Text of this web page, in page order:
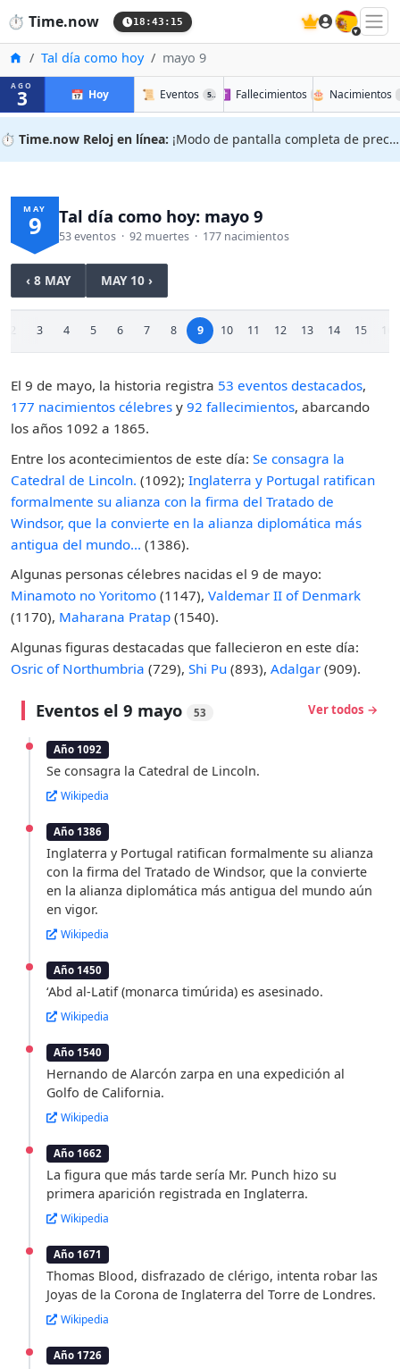
⏱️ Time.now 18:43:15 🇪🇸
InicioTal día como hoy mayo 9
AGO
3 📅 Hoy 📜 Eventos 53 ✝️ Fallecimientos 92
🎂 Nacimientos
⏱️ Time.now Reloj en línea: ¡Modo de pantalla completa de precisión!
MAY
9 Tal día como hoy: mayo 9
53 eventos · 92 muertes · 177 nacimientos
‹ 8 MAY MAY 10 ›
2 3 4 5 6 7 8 9 10 11 12 13 14 15 16
El 9 de mayo, la historia registra 53 eventos destacados,
177 nacimientos célebres y 92 fallecimientos, abarcando
los años 1092 a 1865.
Entre los acontecimientos de este día: Se consagra la
Catedral de Lincoln. (1092); Inglaterra y Portugal ratifican
formalmente su alianza con la firma del Tratado de
Windsor, que la convierte en la alianza diplomática más
antigua del mundo... (1386).
Algunas personas célebres nacidas el 9 de mayo:
Minamoto no Yoritomo (1147), Valdemar II of Denmark
(1170), Maharana Pratap (1540).
Algunas figuras destacadas que fallecieron en este día:
Osric of Northumbria (729), Shi Pu (893), Adalgar (909).
Eventos el 9 mayo 53 Ver todos →
Año 1092
Se consagra la Catedral de Lincoln.
Wikipedia
Año 1386
Inglaterra y Portugal ratifican formalmente su alianza
con la firma del Tratado de Windsor, que la convierte
en la alianza diplomática más antigua del mundo aún
en vigor.
Wikipedia
Año 1450
‘Abd al-Latif (monarca timúrida) es asesinado.
Wikipedia
Año 1540
Hernando de Alarcón zarpa en una expedición al
Golfo de California.
Wikipedia
Año 1662
La figura que más tarde sería Mr. Punch hizo su
primera aparición registrada en Inglaterra.
Wikipedia
Año 1671
Thomas Blood, disfrazado de clérigo, intenta robar las
Joyas de la Corona de Inglaterra del Torre de Londres.
Wikipedia
Año 1726